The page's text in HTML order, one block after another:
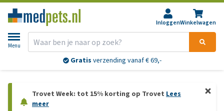
InloggenWinkelwagen
Menu
Gratis verzending vanaf € 69,-
Trovet Week: tot 15% korting op Trovet Lees
meer